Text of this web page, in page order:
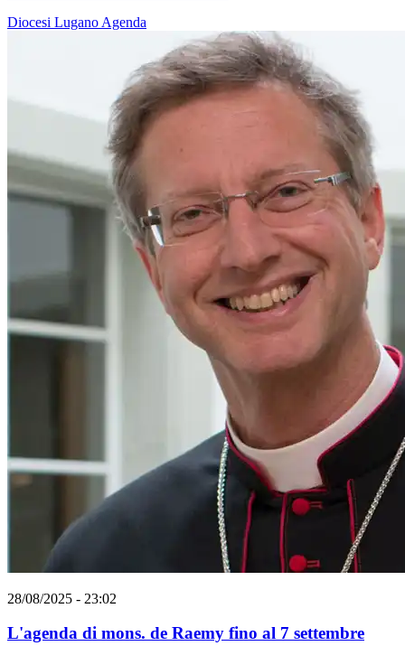
Diocesi Lugano Agenda
28/08/2025 - 23:02
L'agenda di mons. de Raemy fino al 7 settembre